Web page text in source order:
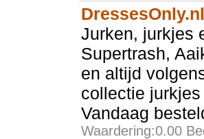
DressesOnly.nl
Jurken, jurkjes
Supertrash,
en altijd
collectie
Vandaag
Waardering:0.00